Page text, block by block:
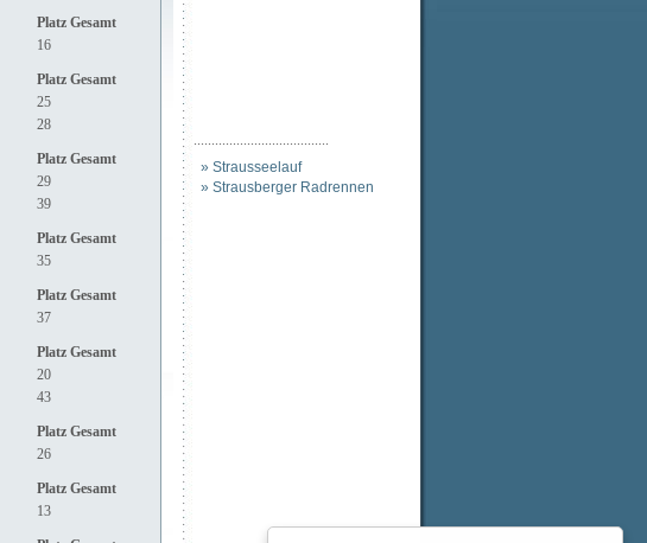
Platz Gesamt
16
Platz Gesamt
25
28
Platz Gesamt
29
39
Platz Gesamt
35
Platz Gesamt
37
Platz Gesamt
20
43
Platz Gesamt
26
Platz Gesamt
13
......................................
» Strausseelauf
» Strausberger Radrennen